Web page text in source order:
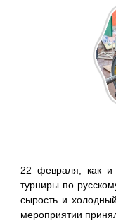
22 февраля, как и
турниры по
сырость и
мероприятии